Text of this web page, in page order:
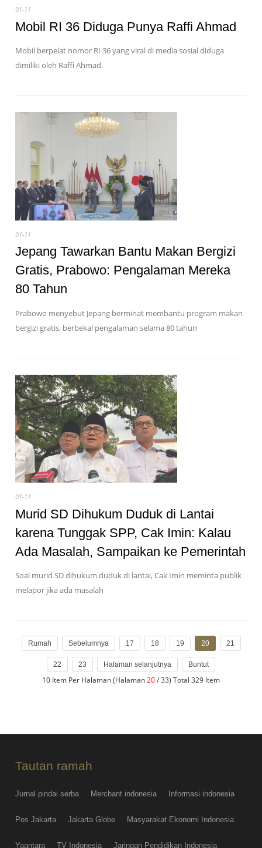
01-11
Mobil RI 36 Diduga Punya Raffi Ahmad
Mobil berpelat nomor RI 36 yang viral di media sosial diduga
dimiliki oleh Raffi Ahmad.
01-11
Jepang Tawarkan Bantu Makan Bergizi
Gratis, Prabowo: Pengalaman Mereka
80 Tahun
Prabowo menyebut Jepang berminat membantu program makan
bergizi gratis, berbekal pengalaman selama 80 tahun
01-11
Murid SD Dihukum Duduk di Lantai
karena Tunggak SPP, Cak Imin: Kalau
Ada Masalah, Sampaikan ke Pemerintah
Soal murid SD dihukum duduk di lantai, Cak Imin meminta publik
melapor jika ada masalah
Rumah Sebelumnya 17 18 19 20 21
22 23 Halaman selanjutnya Buntut
10 Item Per Halaman (Halaman20/ 33) Total 329 Item
Tautan ramah
Jurnal pindai serba Merchant indonesia Informasi indonesia
Pos Jakarta Jakarta Globe Masyarakat Ekonomi Indonesia
Yaantara TV Indonesia Jaringan Pendidikan Indonesia